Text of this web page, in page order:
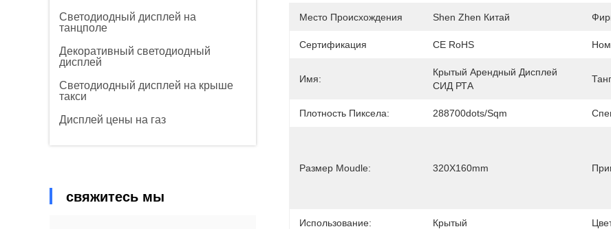
Светодиодный дисплей на
танцполе
Декоративный светодиодный
дисплей
Светодиодный дисплей на крыше
такси
Дисплей цены на газ
свяжитесь мы
Место Происхождения Shen Zhen Китай
Сертификация CE RoHS
Имя:
Крытый Арендный Дисплей
СИД РТА
Плотность Пиксела: 288700dots/sqm
Размер Moudle: 320X160mm
Использование: Крытый